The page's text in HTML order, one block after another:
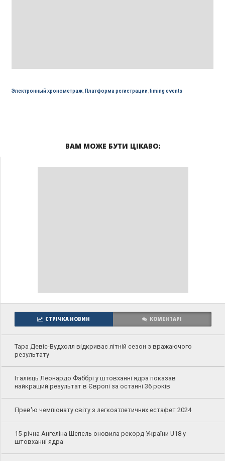
Электронный хронометраж, Платформа регистрации timing events
ВАМ МОЖЕ БУТИ ЦІКАВО:
СТРІЧКА НОВИН КОМЕНТАРІ
Тара Девіс-Вудхолл відкриває літній сезон з вражаючого
результату
Італієць Леонардо Фаббрі у штовханні ядра показав
найкращий результат в Європі за останні 36 років
Прев'ю чемпіонату світу з легкоатлетичних естафет 2024
15-річна Ангеліна Шепель оновила рекорд України U18 у
штовханні ядра